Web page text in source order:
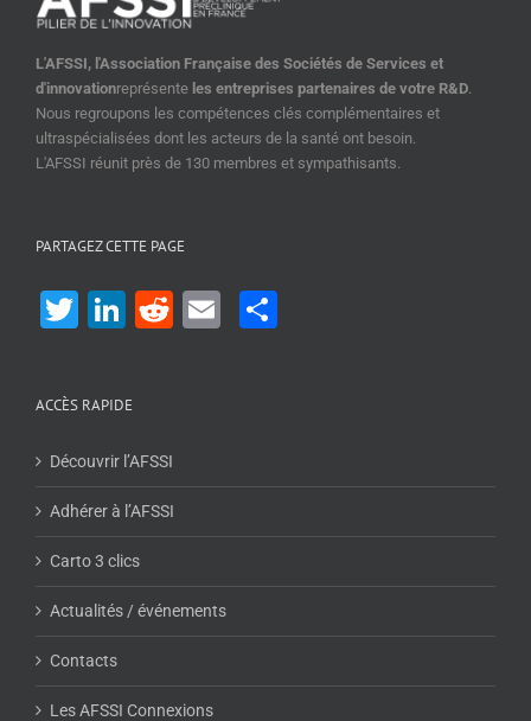
L'AFSSI, l'Association Française des Sociétés de Services et
d'innovationreprésente les entreprises partenaires de votre R&D.
Nous regroupons les compétences clés complémentaires et
ultraspécialisées dont les acteurs de la santé ont besoin.
L'AFSSI réunit près de 130 membres et sympathisants.
PARTAGEZ CETTE PAGE
Twitter
LinkedIn
Reddit
Email
ACCÈS RAPIDE
Découvrir l’AFSSI
Adhérer à l’AFSSI
Carto 3 clics
Actualités / événements
Contacts
Les AFSSI Connexions